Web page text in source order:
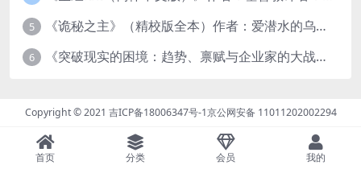
5 《诡秘之主》（精校版全本）作者：爱潜水的乌贼txt
6 《突破现实的困境：趋势、禀赋与企业家的大战略》pdf图书下载
Copyright © 2021 吉ICP备18006347号-1京公网安备 11011202002294
首页 分类 会员 我的